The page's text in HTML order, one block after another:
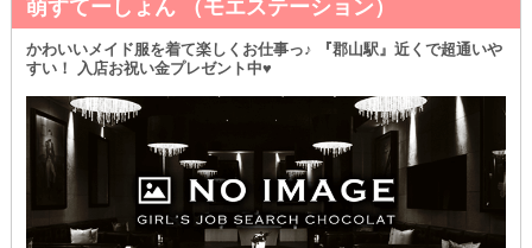
すよ◎
⧉未経験者さんも心配ご無用⧉
「初めてだし、たくさん売上を稼げる自信がない」
なぜなら当店は『ノルマ』を設けていないからです♪
数字を過度に気にせず、のびのび働けるのが魅力の一つ◎
気軽に【ナインティーン】へお越しくださいね♡
萌すてーしょん （モエステーション）
かわいいメイド服を着て楽しくお仕事っ♪ 『郡山駅』近くで超通いや
すい！ 入店お祝い金プレゼント中♥